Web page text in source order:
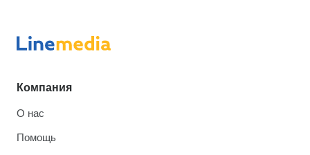
Компания
О нас
Помощь